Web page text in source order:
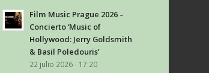
Film Music Prague 2026 –
Concierto ‘Music of
Hollywood: Jerry Goldsmith
& Basil Poledouris’
22 julio 2026 - 17:20